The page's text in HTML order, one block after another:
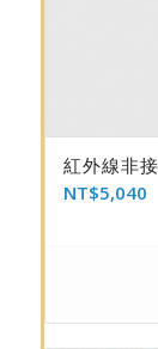
紅外線非
NT$5,040